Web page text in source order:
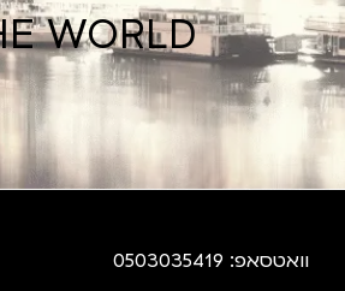
WORLD
וואטסאפ: 0503035419